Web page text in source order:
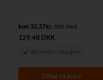
129,48 DKK
Afsendes i morgen